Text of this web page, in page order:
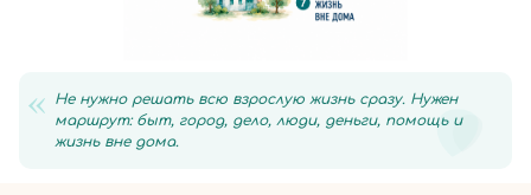
«
Не нужно решать всю взрослую жизнь сразу. Нужен
маршрут: быт, город, дело, люди, деньги, помощь и
жизнь вне дома.